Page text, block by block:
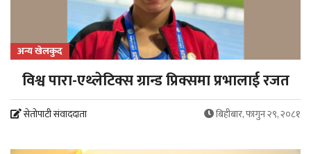
अन्य खेलकुद
विश्व पारा-एथ्लेटिक्स ग्रान्ड प्रिक्समा प्रभालाई रजत
सेतोपाटी संवाददाता बिहीबार, फागुन २९, २०८१